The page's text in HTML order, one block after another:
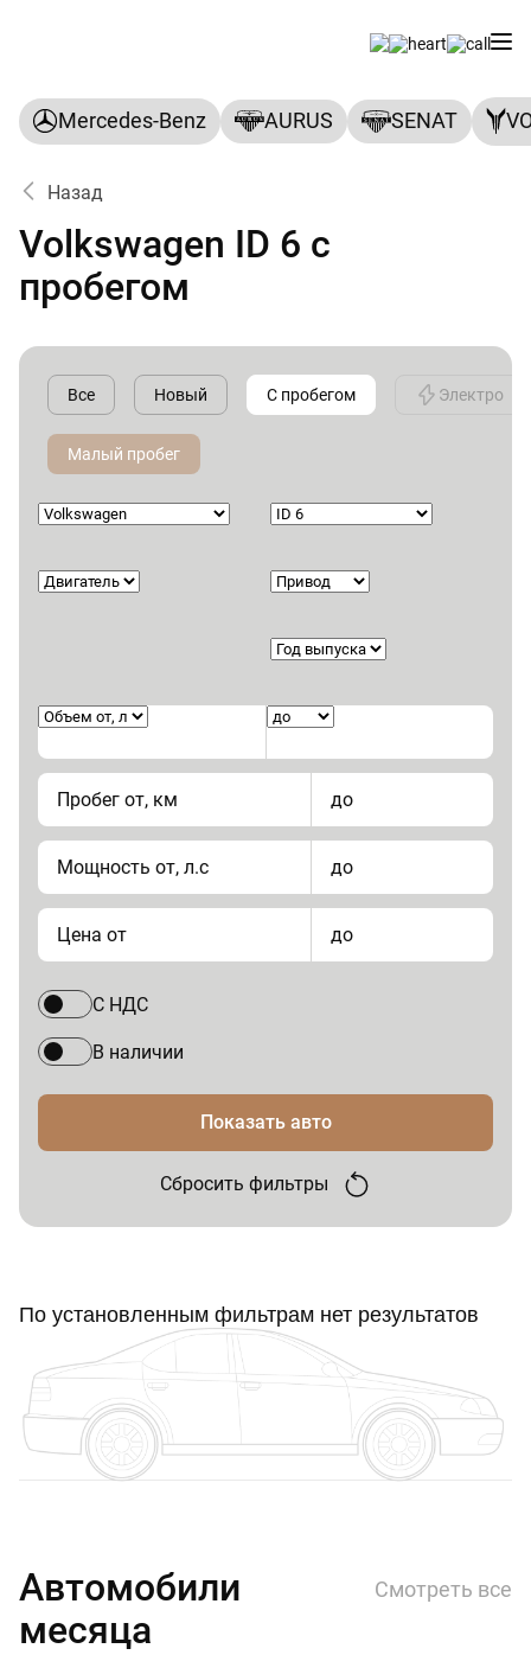
Mercedes-Benz AURUS SENAT
Назад
Volkswagen ID 6 с
пробегом
Все Новый С пробегом Электро
Малый пробег
Пробег от, км до
Мощность от, л.с до
Цена от до
С НДС
В наличии
Показать авто
Сбросить фильтры
По установленным фильтрам нет результатов
Автомобили
месяца
Смотреть все